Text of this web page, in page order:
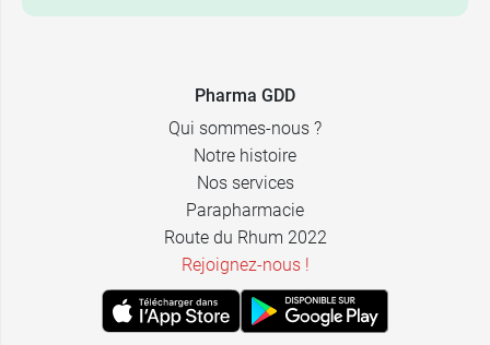
Pharma GDD
Qui sommes-nous ?
Notre histoire
Nos services
Parapharmacie
Route du Rhum 2022
Rejoignez-nous !